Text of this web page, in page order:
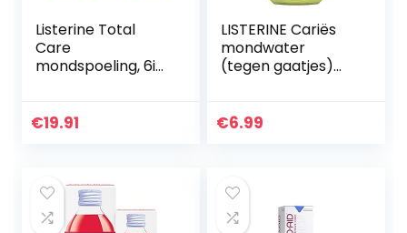
Listerine Total
Care
mondspoeling, 6in1
met fluoride tegen
€19.91
LISTERINE Cariës
mondwater
(tegen gaatjes)
end, beschermt
€6.99